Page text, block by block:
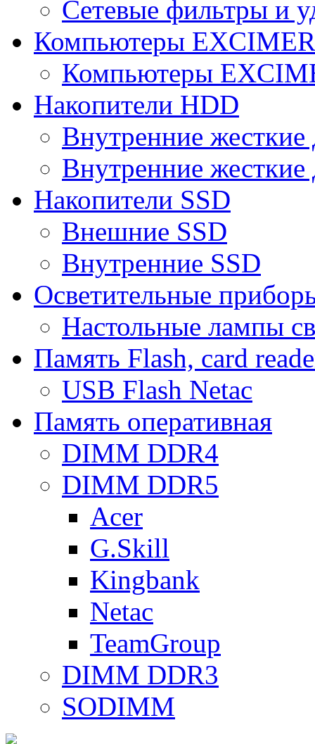
Сетевые фильтры и
Компьютеры
Компьютеры
Накопители HDD
Внутренние
Внутренние
Накопители SSD
Внешние SSD
Внутренние SSD
Осветительные
Настольные лампы
Память Flash, card
USB Flash Netac
Память оперативная
DIMM DDR4
DIMM DDR5
Acer
G.Skill
Kingbank
Netac
TeamGroup
DIMM DDR3
SODIMM